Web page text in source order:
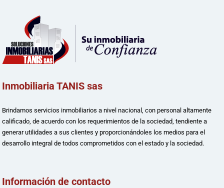
Inmobiliaria TANIS sas
Brindamos servicios inmobiliarios a nivel nacional, con personal altamente
calificado, de acuerdo con los requerimientos de la sociedad, tendiente a
generar utilidades a sus clientes y proporcionándoles los medios para el
desarrollo integral de todos comprometidos con el estado y la sociedad.
Información de contacto